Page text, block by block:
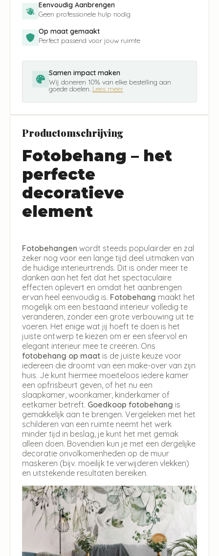
Eenvoudig Aanbrengen
Geen professionele hulp nodig
Op maat gemaakt
Perfect passend voor jouw ruimte
Samen impact maken
Wij doneren 10% van elke bestelling aan
goede doelen. Lees meer
Productomschrijving
Fotobehang – het
perfecte
decoratieve
element
Fotobehangen wordt steeds populairder en zal
zeker nog voor een lange tijd deel uitmaken van
de huidige interieurtrends. Dit is onder meer te
danken aan het feit dat het spectaculaire
effecten oplevert en omdat het aanbrengen
ervan heel eenvoudig is. Fotobehang maakt het
mogelijk om een bestaand interieur volledig te
veranderen, zonder een grote verbouwing uit te
voeren. Het enige wat jij hoeft te doen is het
juiste ontwerp te kiezen om er een sfeervol en
elegant interieur mee te creëren. Ons
fotobehang op maat is de juiste keuze voor
iedereen die droomt van een make-over van zijn
huis. Je kunt hiermee moeiteloos iedere kamer
een opfrisbeurt geven, of het nu een
slaapkamer, woonkamer, kinderkamer of
eetkamer betreft. Goedkoop fotobehang is
gemakkelijk aan te brengen. Vergeleken met het
schilderen van een ruimte neemt het werk
minder tijd in beslag, je kunt het met gemak
alleen doen. Bovendien kun je met een dergelijke
decoratie onvolkomenheden op de muur
maskeren (bijv. moeilijk te verwijderen vlekken)
en uitstekende resultaten bereiken.